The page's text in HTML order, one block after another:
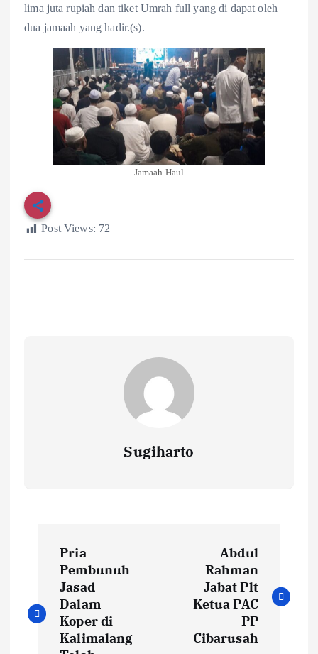
lima juta rupiah dan tiket Umrah full yang di dapat oleh
dua jamaah yang hadir.(s).
Jamaah Haul
Post Views: 72
Sugiharto
v
Pria
Pembunuh
Jasad
Dalam
Koper di
Kalimalang
Abdul
Rahman
Jabat Plt
Ketua PAC
PP
Cibarusah